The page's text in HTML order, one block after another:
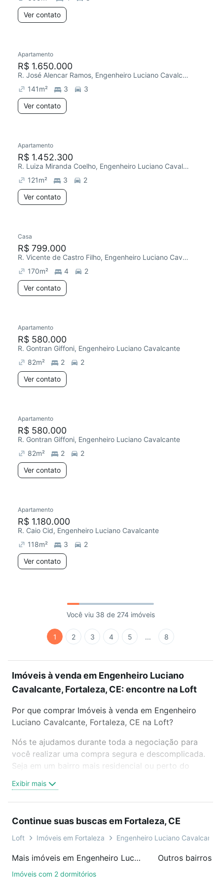
Ver contato
Apartamento
R$ 1.650.000
R. José Alencar Ramos, Engenheiro Luciano Cavalcante
141m² 3
3
Ver contato
Apartamento
R$ 1.452.300
R. Luiza Miranda Coelho, Engenheiro Luciano Cavalcante
121m² 3
2
Ver contato
Casa
R$ 799.000
R. Vicente de Castro Filho, Engenheiro Luciano Cavalcante
170m² 4
2
Ver contato
Apartamento
R$ 580.000
R. Gontran Giffoni, Engenheiro Luciano Cavalcante
82m² 2
2
Ver contato
Apartamento
R$ 580.000
R. Gontran Giffoni, Engenheiro Luciano Cavalcante
82m² 2
2
Ver contato
Apartamento
R$ 1.180.000
R. Caio Cid, Engenheiro Luciano Cavalcante
118m² 3
2
Ver contato
Você viu 38 de 274 imóveis
1 2 3 4 5 ... 8
Imóveis à venda em Engenheiro Luciano
Cavalcante, Fortaleza, CE: encontre na Loft
Por que comprar Imóveis à venda em Engenheiro
Luciano Cavalcante, Fortaleza, CE na Loft?
Nós te ajudamos durante toda a negociação para
você realizar uma compra segura e descomplicada.
Seja em um bairro mais residencial ou perto do
oferta ideal de Imóveis à venda em Engenheiro
Luciano Cavalcante, Fortaleza, CE para conquistar
videochamada, é grátis, sem compromisso e você
ainda conta com mais de 46 mil corretores e
de imóveis.
Exibir mais
Continue suas buscas em Fortaleza, CE
Loft Imóveis em Fortaleza Engenheiro Luciano Cavalcante
Mais imóveis em Engenheiro Luciano Cavalcante
Imóveis com 2 dormitórios
Outros bairros